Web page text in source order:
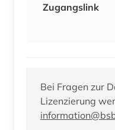
Zugangslink
Bei Fragen zur
Lizenzierung